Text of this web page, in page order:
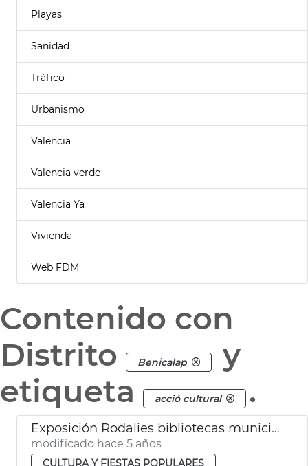
Playas
Sanidad
Tráfico
Urbanismo
Valencia
Valencia verde
Valencia Ya
Vivienda
Web FDM
Contenido con
Distrito
Benicalap
y
etiqueta
acció cultural .
Exposición Rodalies bibliotecas municipales
modificado hace 5 años
CULTURA Y FIESTAS POPULARES